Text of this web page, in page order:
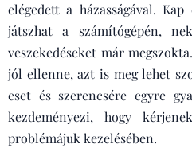
elégedett a házasságával.
játszhat a számítógépén,
veszekedéseket már
jól ellenne, azt is meg lehet
eset és szerencsére egyre
kezdeményezi, hogy
problémájuk kezelésében.